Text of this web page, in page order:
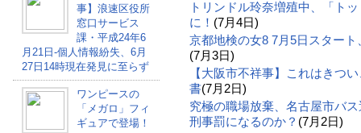
事】浪速区役所
窓口サービス
課・平成24年6
月21日-個人情報紛失、6月
27日14時現在発見に至らず
ワンピースの
「メガロ」フィ
ギュアで登場！
トリンドル玲奈増殖中、「ト
に！ (7月4日)
京都地検の女8 7月5日スター
(7月3日)
【大阪市不祥事】これはきつ
書(7月2日)
究極の職場放棄、名古屋市バ
刑事罰になるのか？ (7月2日)